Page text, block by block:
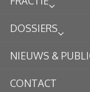
DOSSIERS
NIEUWS &
CONTACT